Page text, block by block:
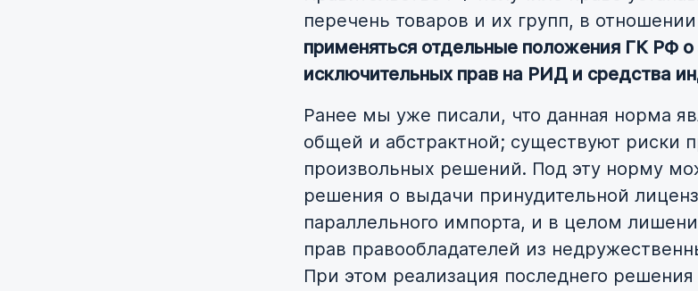
перечень товаров и их групп, в
применяться отдельные положения ГК РФ
исключительных прав на РИД и средства
Ранее мы уже писали, что данная норма
общей и абстрактной; существуют риски
произвольных решений. Под эту норму
решения о выдачи принудительной
параллельного импорта, и в целом
прав правообладателей из
При этом реализация последнего